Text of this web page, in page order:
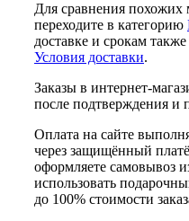
Для сравнения похожих
переходите в категорию
доставке и срокам
Условия доставки.
Заказы в интернет-
после подтверждения и
Оплата на сайте
через защищённый
оформляете самовывоз
использовать
до 100% стоимости